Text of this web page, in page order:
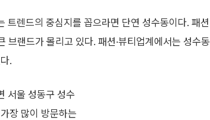
트렌드의 중심지를 꼽으라면 단연 성수동이다. 패션
랜드가 몰리고 있다. 패션·뷰티업계에서는 성수동
.
서울 성동구 성수
장 많이 방문하는